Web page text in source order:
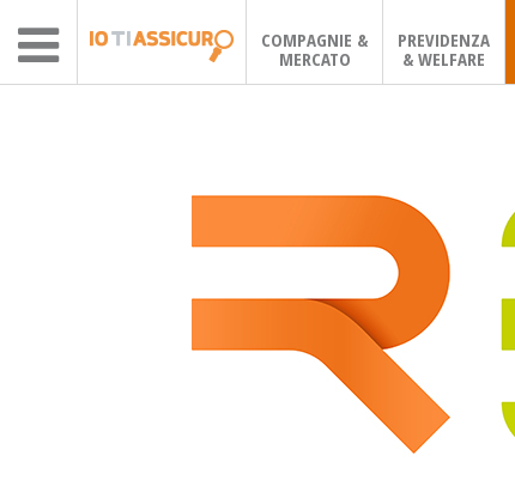
COMPAGNIE &
MERCATO
PREVIDENZA
& WELFARE